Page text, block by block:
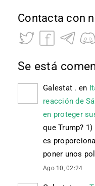
Contacta con
Se está
Galestat . en
reacción de
en proteger
que Trump?
es
poner unos
Ago 10, 02:24